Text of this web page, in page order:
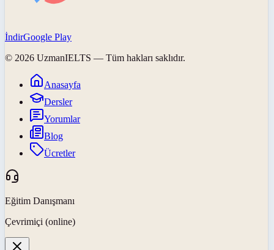
İndirGoogle Play
© 2026 UzmanIELTS — Tüm hakları saklıdır.
Anasayfa
Dersler
Yorumlar
Blog
Ücretler
Eğitim Danışmanı
Çevrimiçi (online)